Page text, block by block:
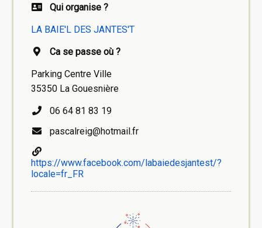
Qui organise ?
LA BAIE'L DES JANTES'T
Ca se passe où ?
Parking Centre Ville
35350 La Gouesnière
06 64 81 83 19
pascalreig@hotmail.fr
https://www.facebook.com/labaiedesjantest/?
locale=fr_FR